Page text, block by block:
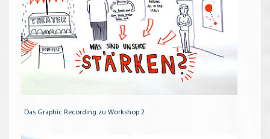
Das Graphic Recording zu Workshop 2